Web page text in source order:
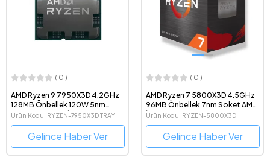
( 0 )
AMD Ryzen 9 7950X3D 4.2GHz
128MB Önbellek 120W 5nm
Soket AM5 Tray İşlemci
Ürün Kodu: RYZEN-7950X3D TRAY
Gelince Haber Ver
( 0 )
AMD Ryzen 7 5800X3D 4.5GHz
96MB Önbellek 7nm Soket AM4
İşlemci
Ürün Kodu: RYZEN-5800X3D
Gelince Haber Ver